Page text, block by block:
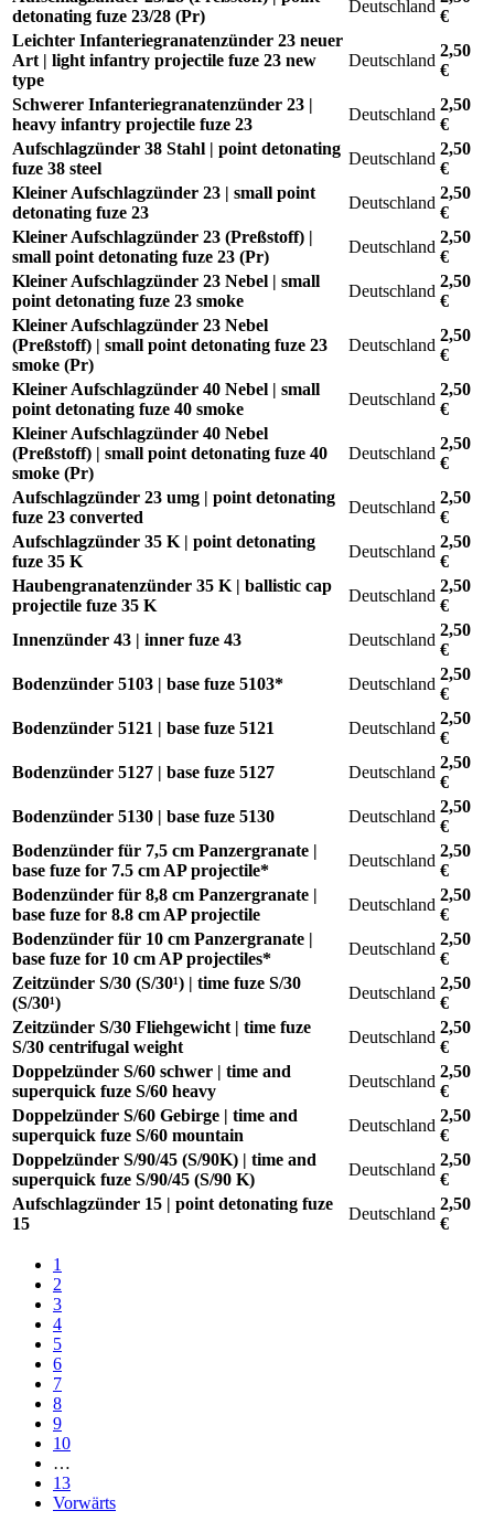
detonating fuze 23/28 (Pr)
Deutschland
€
Leichter Infanteriegranatenzünder 23 neuer
Art | light infantry projectile fuze 23 new
type
Deutschland
2,50
€
Schwerer Infanteriegranatenzünder 23 |
heavy infantry projectile fuze 23
Deutschland
2,50
€
Aufschlagzünder 38 Stahl | point detonating
fuze 38 steel
Deutschland
2,50
€
Kleiner Aufschlagzünder 23 | small point
detonating fuze 23
Deutschland
2,50
€
Kleiner Aufschlagzünder 23 (Preßstoff) |
small point detonating fuze 23 (Pr)
Deutschland
2,50
€
Kleiner Aufschlagzünder 23 Nebel | small
point detonating fuze 23 smoke
Deutschland
2,50
€
Kleiner Aufschlagzünder 23 Nebel
(Preßstoff) | small point detonating fuze 23
smoke (Pr)
Deutschland
2,50
€
Kleiner Aufschlagzünder 40 Nebel | small
point detonating fuze 40 smoke
Deutschland
2,50
€
Kleiner Aufschlagzünder 40 Nebel
(Preßstoff) | small point detonating fuze 40
smoke (Pr)
Deutschland
2,50
€
Aufschlagzünder 23 umg | point detonating
fuze 23 converted
Deutschland
2,50
€
Aufschlagzünder 35 K | point detonating
fuze 35 K
Deutschland
2,50
€
Haubengranatenzünder 35 K | ballistic cap
projectile fuze 35 K
Deutschland
2,50
€
Innenzünder 43 | inner fuze 43
Deutschland
2,50
€
Bodenzünder 5103 | base fuze 5103*
Deutschland
2,50
€
Bodenzünder 5121 | base fuze 5121
Deutschland
2,50
€
Bodenzünder 5127 | base fuze 5127
Deutschland
2,50
€
Bodenzünder 5130 | base fuze 5130
Deutschland
2,50
€
Bodenzünder für 7,5 cm Panzergranate |
base fuze for 7.5 cm AP projectile*
Deutschland
2,50
€
Bodenzünder für 8,8 cm Panzergranate |
base fuze for 8.8 cm AP projectile
Deutschland
2,50
€
Bodenzünder für 10 cm Panzergranate |
base fuze for 10 cm AP projectiles*
Deutschland
2,50
€
Zeitzünder S/30 (S/30¹) | time fuze S/30
(S/30¹)
Deutschland
2,50
€
Zeitzünder S/30 Fliehgewicht | time fuze
S/30 centrifugal weight
Deutschland
2,50
€
Doppelzünder S/60 schwer | time and
superquick fuze S/60 heavy
Deutschland
2,50
€
Doppelzünder S/60 Gebirge | time and
superquick fuze S/60 mountain
Deutschland
2,50
€
Doppelzünder S/90/45 (S/90K) | time and
superquick fuze S/90/45 (S/90 K)
Deutschland
2,50
€
Aufschlagzünder 15 | point detonating fuze
15
Deutschland
2,50
€
1
2
3
4
5
6
7
8
9
10
…
13
Vorwärts